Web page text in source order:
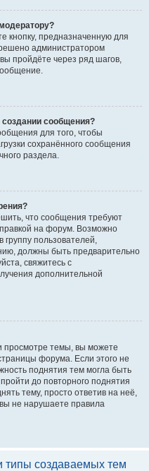
кнопку, предназначенную для
администратором
пройдёте через ряд шагов,
создании сообщения?
для того, чтобы
сохранённого сообщения
раздела.
что сообщения требуют
на форум. Возможно
группу пользователей,
должны быть предварительно
свяжитесь с
дополнительной
просмотре темы, вы можете
форума. Если этого не
поднятия тем могла быть
до повторного поднятия
тему, просто ответив на неё,
не нарушаете правила
создаваемых тем